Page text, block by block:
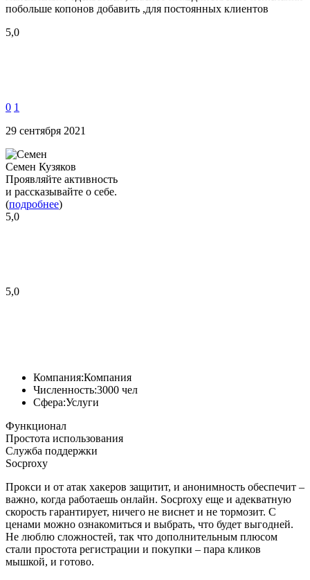
побольше копонов добавить ,для постоянных клиентов
5,0
0 1
29 сентября 2021
Семен Кузяков
Проявляйте активность
и рассказывайте о себе.
(подробнее)
5,0
5,0
Компания:Компания
Численность:3000 чел
Сфера:Услуги
Функционал
Простота использования
Служба поддержки
Socproxy
Прокси и от атак хакеров защитит, и анонимность обеспечит –
важно, когда работаешь онлайн. Socproxy еще и адекватную
скорость гарантирует, ничего не виснет и не тормозит. С
ценами можно ознакомиться и выбрать, что будет выгодней.
Не люблю сложностей, так что дополнительным плюсом
стали простота регистрации и покупки – пара кликов
мышкой, и готово.